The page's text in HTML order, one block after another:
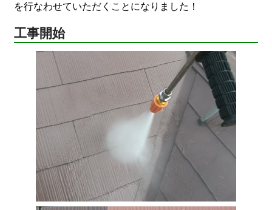
を行なわせていただくことになりました！
工事開始